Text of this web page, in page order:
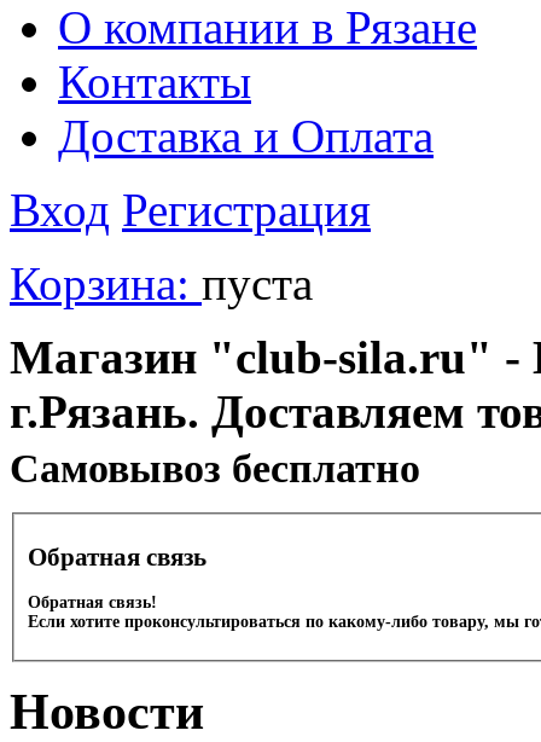
О компании в Рязане
Контакты
Доставка и Оплата
Вход Регистрация
Корзина: пуста
Магазин "club-sila.ru" -
г.Рязань. Доставляем
Cамовывоз бесплатно
Обратная связь
Обратная связь!
Если хотите проконсультироваться по какому-либо товару, мы
Новости